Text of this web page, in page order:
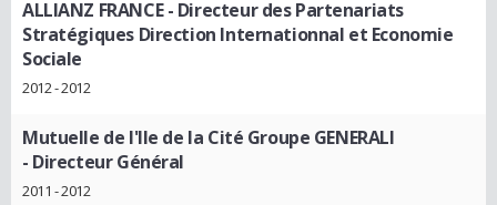
ALLIANZ FRANCE- Directeur des Partenariats
Stratégiques Direction Internationnal et Economie
Sociale
2012 - 2012
Mutuelle de l'Ile de la Cité Groupe GENERALI
- Directeur Général
2011 - 2012